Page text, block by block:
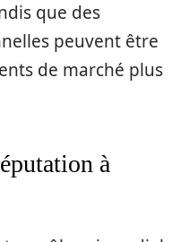
que des
peuvent être
de marché plus
à